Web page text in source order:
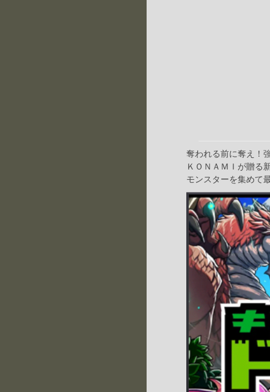
奪われる前に奪え！
ＫＯＮＡＭＩが贈る
モンスターを集めて